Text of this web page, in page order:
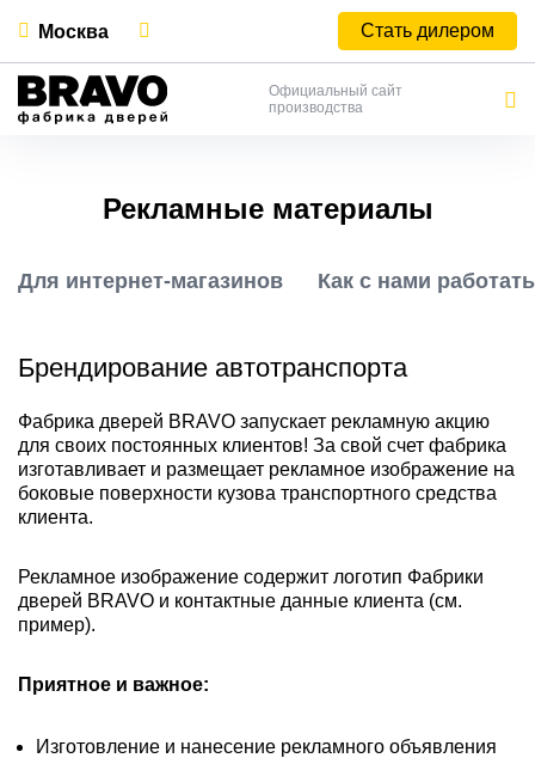
Москва Стать дилером
Официальный сайт
производства
Рекламные материалы
Для интернет-магазинов Как с нами
Брендирование автотранспорта
Фабрика дверей BRAVO запускает рекламную акцию
для своих постоянных клиентов! За свой счет фабрика
изготавливает и размещает рекламное изображение на
боковые поверхности кузова транспортного средства
клиента.
Рекламное изображение содержит логотип Фабрики
дверей BRAVO и контактные данные клиента (см.
пример).
Приятное и важное:
Изготовление и нанесение рекламного объявления